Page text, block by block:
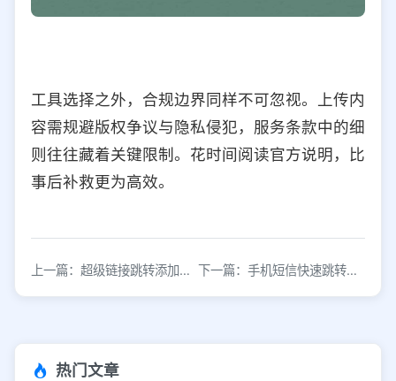
工具选择之外，合规边界同样不可忽视。上传内
容需规避版权争议与隐私侵犯，服务条款中的细
则往往藏着关键限制。花时间阅读官方说明，比
事后补救更为高效。
上一篇：超级链接跳转添加微信好友的3种实现方法 下一篇：手机短信快速跳转微信小程序的完整操作指南
热门文章